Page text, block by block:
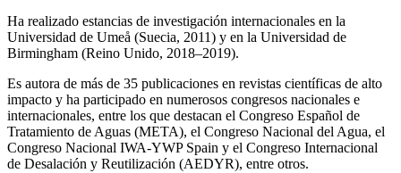
Ha realizado estancias de investigación internacionales en la
Universidad de Umeå (Suecia, 2011) y en la Universidad de
Birmingham (Reino Unido, 2018–2019).
Es autora de más de 35 publicaciones en revistas científicas de alto
impacto y ha participado en numerosos congresos nacionales e
internacionales, entre los que destacan el Congreso Español de
Tratamiento de Aguas (META), el Congreso Nacional del Agua, el
Congreso Nacional IWA‑YWP Spain y el Congreso Internacional
de Desalación y Reutilización (AEDYR), entre otros.